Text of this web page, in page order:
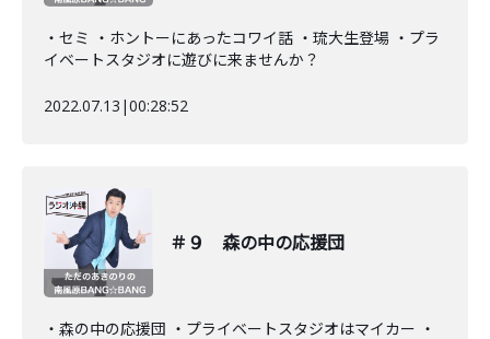
・セミ ・ホントーにあったコワイ話 ・琉大生登場 ・プラ
イベートスタジオに遊びに来ませんか？
2022.07.13 |00:28:52
＃９ 森の中の応援団
・森の中の応援団 ・プライベートスタジオはマイカー ・